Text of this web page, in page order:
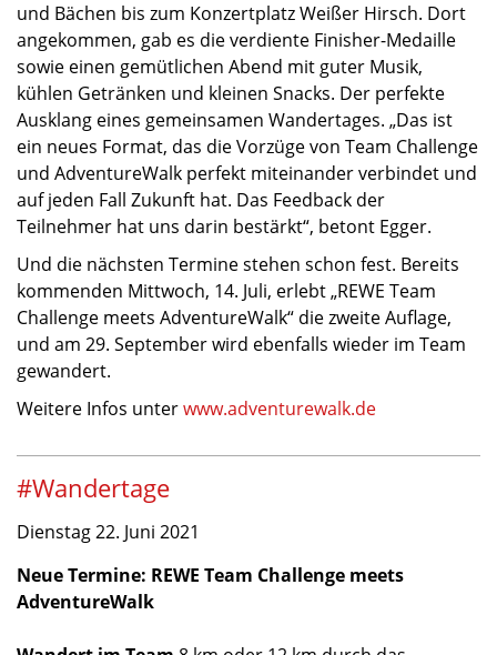
und Bächen bis zum Konzertplatz Weißer Hirsch. Dort
angekommen, gab es die verdiente Finisher-Medaille
sowie einen gemütlichen Abend mit guter Musik,
kühlen Getränken und kleinen Snacks. Der perfekte
Ausklang eines gemeinsamen Wandertages. „Das ist
ein neues Format, das die Vorzüge von Team Challenge
und AdventureWalk perfekt miteinander verbindet und
auf jeden Fall Zukunft hat. Das Feedback der
Teilnehmer hat uns darin bestärkt“, betont Egger.
Und die nächsten Termine stehen schon fest. Bereits
kommenden Mittwoch, 14. Juli, erlebt „REWE Team
Challenge meets AdventureWalk“ die zweite Auflage,
und am 29. September wird ebenfalls wieder im Team
gewandert.
Weitere Infos unterwww.adventurewalk.de
#Wandertage
Dienstag 22. Juni 2021
Neue Termine: REWE Team Challenge meets
AdventureWalk